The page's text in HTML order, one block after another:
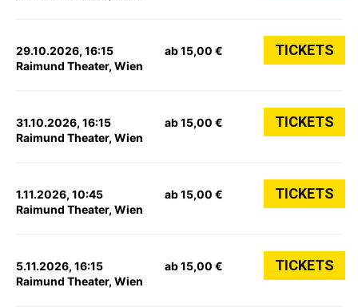
29.10.2026, 16:15
Raimund Theater, Wien
ab 15,00 € TICKETS
31.10.2026, 16:15
Raimund Theater, Wien
ab 15,00 € TICKETS
1.11.2026, 10:45
Raimund Theater, Wien
ab 15,00 € TICKETS
5.11.2026, 16:15
Raimund Theater, Wien
ab 15,00 € TICKETS